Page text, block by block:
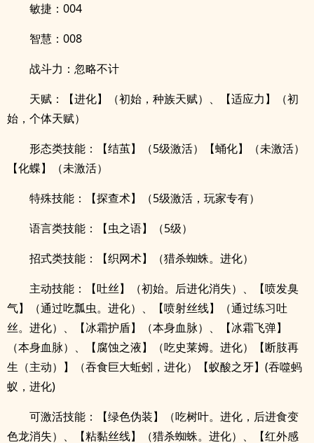
敏捷：004
智慧：008
战斗力：忽略不计
天赋：【进化】（初始，种族天赋）、【适应力】（初
始，个体天赋）
形态类技能：【结茧】（5级激活）【蛹化】（未激活）
【化蝶】（未激活）
特殊技能：【探查术】（5级激活，玩家专有）
语言类技能：【虫之语】（5级）
招式类技能：【织网术】（猎杀蜘蛛。进化）
主动技能：【吐丝】（初始。后进化消失）、【喷发臭
气】（通过吃瓢虫。进化）、【喷射丝线】（通过练习吐
丝。进化）、【冰霜护盾】（本身血脉）、【冰霜飞弹】
（本身血脉）、【腐蚀之液】（吃史莱姆。进化）【断肢再
生（主动）】（吞食巨大蚯蚓，进化）【蚁酸之牙】(吞噬蚂
蚁，进化)
可激活技能：【绿色伪装】（吃树叶。进化，后进食变
色龙消失）、【粘黏丝线】（猎杀蜘蛛。进化）、【红外感